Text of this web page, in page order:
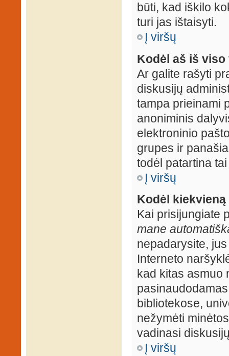
būti, kad iškilo
turi jas ištaisyti.
Į viršų
Kodėl aš iš
Ar galite rašyti
diskusijų
tampa prieinami
anoniminis
elektroninio
grupes ir
todėl patartina
Į viršų
Kodėl
Kai prisijungiate
mane
nepadarysite,
Interneto
kad kitas asmuo
bibliotekose,
nežymėti
vadinasi
Į viršų